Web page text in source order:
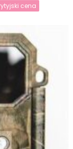
cena